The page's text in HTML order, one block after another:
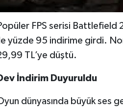
FPS serisi Battlefield
yüzde 95 indirime girdi.
TL’ye düştü.
İndirim Duyuruldu
dünyasında büyük ses